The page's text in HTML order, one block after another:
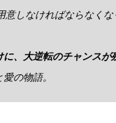
意しなければならなく
に、大逆転のチャンスが
の物語。